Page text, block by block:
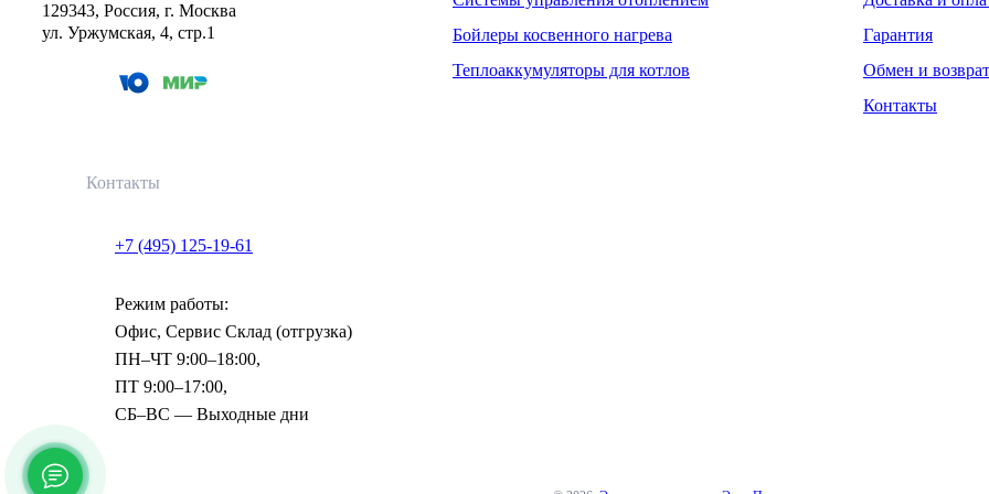
129343, Россия, г. Москва
ул. Уржумская, 4, стр.1
Бойлеры косвенного нагрева
Теплоаккумуляторы для котлов
Гарантия
Обмен и возврат
Контакты
Контакты
+7 (495) 125-19-61
Режим работы:
Офис, Сервис Склад (отгрузка)
ПН–ЧТ 9:00–18:00,
ПТ 9:00–17:00,
СБ–ВС — Выходные дни